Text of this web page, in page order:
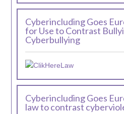
Cyberincluding Goes
for Use to Contrast
Cyberbullying
Cyberincluding Goes
law to contrast